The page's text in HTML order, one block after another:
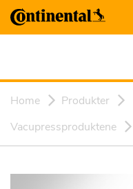
Home Produkter
Vacupressproduktene